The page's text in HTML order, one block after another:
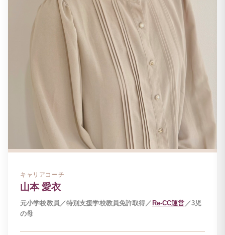
キャリアコーチ
山本 愛衣
元小学校教員／特別支援学校教員免許取得／ Re-CC運営 ／3児
の母